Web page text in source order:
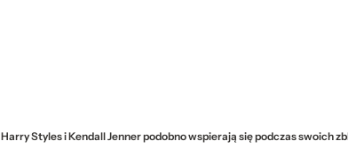
Harry Styles i Kendall Jenner podobno wspierają się podczas swoich